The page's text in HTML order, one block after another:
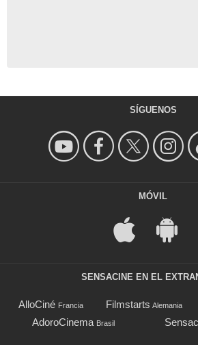
SÍGUENOS
MÓVIL
SENSACINE EN EL
AlloCiné Francia Filmstarts Alemania
AdoroCinema Brasil